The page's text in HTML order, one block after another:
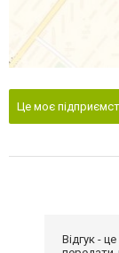
Це моє
Відгук -